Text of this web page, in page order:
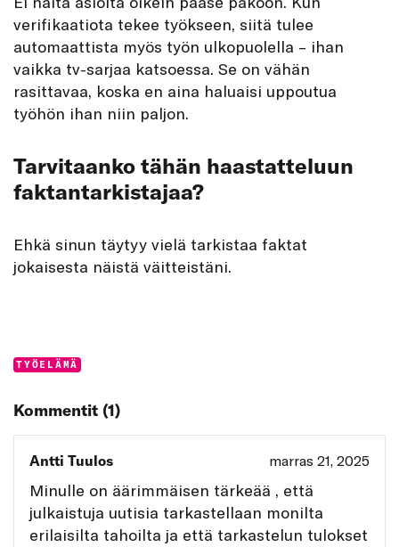
verifikaatiota tekee työkseen, siitä tulee
automaattista myös työn ulkopuolella – ihan
vaikka tv-sarjaa katsoessa. Se on vähän
rasittavaa, koska en aina haluaisi uppoutua
työhön ihan niin paljon.
Tarvitaanko tähän haastatteluun
faktantarkistajaa?
Ehkä sinun täytyy vielä tarkistaa faktat
jokaisesta näistä väitteistäni.
Categories:
TYÖELÄMÄ
Kommentit (1)
Antti Tuulos marras 21, 2025
Minulle on äärimmäisen tärkeää , että
julkaistuja uutisia tarkastellaan monilta
erilaisilta tahoilta ja että tarkastelun tulokset